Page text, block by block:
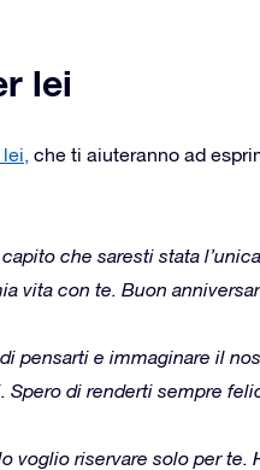
lei
che ti aiuteranno ad
che saresti stata
vita con te. Buon
pensarti e immaginare il
di renderti sempre
voglio riservare solo per